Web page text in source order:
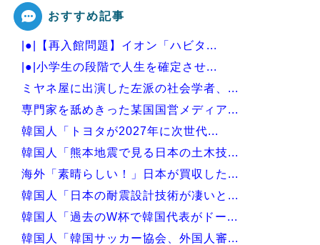
おすすめ記事
|●|【再入館問題】イオン「ハビタ...
|●|小学生の段階で人生を確定させ...
ミヤネ屋に出演した左派の社会学者、...
専門家を舐めきった某国国営メディア...
韓国人「トヨタが2027年に次世代...
韓国人「熊本地震で見る日本の土木技...
海外「素晴らしい！」日本が買収した...
韓国人「日本の耐震設計技術が凄いと...
韓国人「過去のW杯で韓国代表がドー...
韓国人「韓国サッカー協会、外国人審...